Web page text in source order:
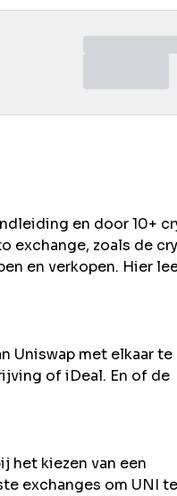
en door 10+
exchange, zoals de
en verkopen. Hier
Uniswap met elkaar te
of iDeal. En of de
het kiezen van een
exchanges om UNI te